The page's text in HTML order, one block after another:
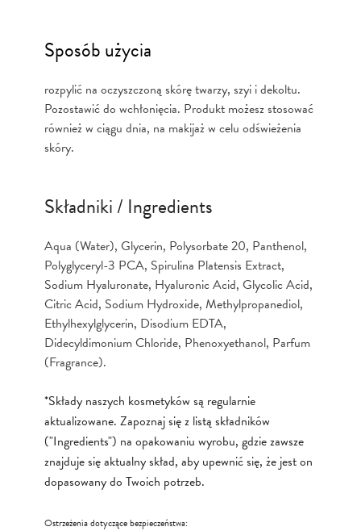
Sposób użycia
rozpylić na oczyszczoną skórę twarzy, szyi i dekoltu.
Pozostawić do wchłonięcia. Produkt możesz stosować
również w ciągu dnia, na makijaż w celu odświeżenia
skóry.
Składniki / Ingredients
Aqua (Water), Glycerin, Polysorbate 20, Panthenol,
Polyglyceryl-3 PCA, Spirulina Platensis Extract,
Sodium Hyaluronate, Hyaluronic Acid, Glycolic Acid,
Citric Acid, Sodium Hydroxide, Methylpropanediol,
Ethylhexylglycerin, Disodium EDTA,
Didecyldimonium Chloride, Phenoxyethanol, Parfum
(Fragrance).
*Składy naszych kosmetyków są regularnie
aktualizowane. Zapoznaj się z listą składników
("Ingredients") na opakowaniu wyrobu, gdzie zawsze
znajduje się aktualny skład, aby upewnić się, że jest on
dopasowany do Twoich potrzeb.
Ostrzeżenia dotyczące bezpieczeństwa: